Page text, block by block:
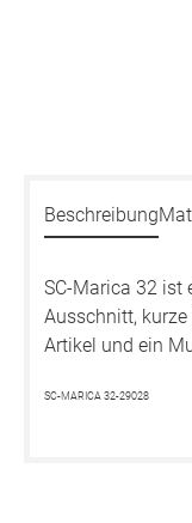
Beschreibung
SC-Marica 32 ist
Ausschnitt,
Artikel und ein
SC-MARICA 32-29028